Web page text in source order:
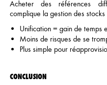
Acheter des références
complique la gestion des
Unification = gain de temps
Moins de risques de se
Plus simple pour
CONCLUSION